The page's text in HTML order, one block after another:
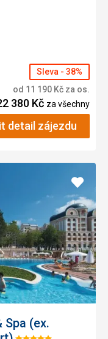
Sleva - 38%
od 11 190 Kč za os.
380 Kč za všechny
detail zájezdu
Spa (ex.
Přidat